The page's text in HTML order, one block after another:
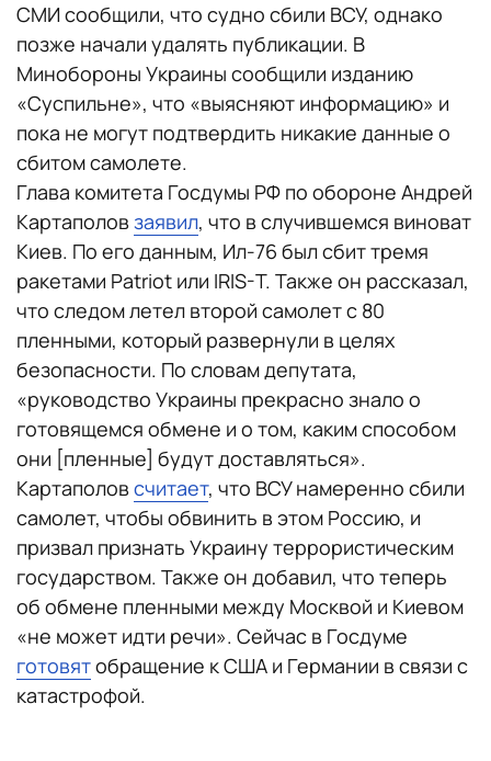
СМИ сообщили, что судно сбили ВСУ, однако
позже начали удалять публикации. В
Минобороны Украины сообщили изданию
«Суспильне», что «выясняют информацию» и
пока не могут подтвердить никакие данные о
сбитом самолете.
Глава комитета Госдумы РФ по обороне Андрей
Картаполов заявил, что в случившемся виноват
Киев. По его данным, Ил-76 был сбит тремя
ракетами Patriot или IRIS-T. Также он рассказал,
что следом летел второй самолет с 80
пленными, который развернули в целях
безопасности. По словам депутата,
«руководство Украины прекрасно знало о
готовящемся обмене и о том, каким способом
они [пленные] будут доставляться».
Картаполов считает, что ВСУ намеренно сбили
самолет, чтобы обвинить в этом Россию, и
призвал признать Украину террористическим
государством. Также он добавил, что теперь
об обмене пленными между Москвой и Киевом
«не может идти речи». Сейчас в Госдуме
готовятобращение к США и Германии в связи с
катастрофой.